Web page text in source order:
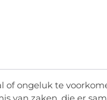
of ongeluk te
van zaken, die er